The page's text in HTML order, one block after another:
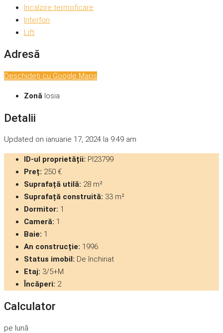
Incalzire termoficare
Interfon
Lift
Adresă
Deschideți cu Google Maps
Zonă Iosia
Detalii
Updated on ianuarie 17, 2024 la 9:49 am
ID-ul proprietății: PI23799
Preț: 250 €
Suprafață utilă: 28 m²
Suprafață construită: 33 m²
Dormitor: 1
Cameră: 1
Baie: 1
An construcție: 1996
Status imobil: De închiriat
Etaj: 3/5+M
Încăperi: 2
Calculator
pe lună